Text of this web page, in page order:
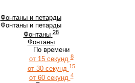
Фонтаны и петарды
Фонтаны и петарды
Фонтаны 28
Фонтаны
По времени
от 15 секунд 8
от 30 секунд 15
от 60 секунд 4